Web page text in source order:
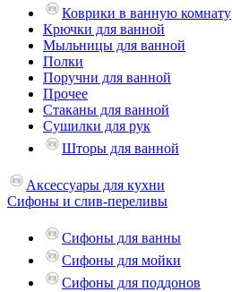
Коврики в ванную комнату
Крючки для ванной
Мыльницы для ванной
Полки
Поручни для ванной
Прочее
Стаканы для ванной
Сушилки для рук
Шторы для ванной
Аксессуары для кухни
Сифоны и слив-переливы
Сифоны для ванны
Сифоны для мойки
Сифоны для поддонов